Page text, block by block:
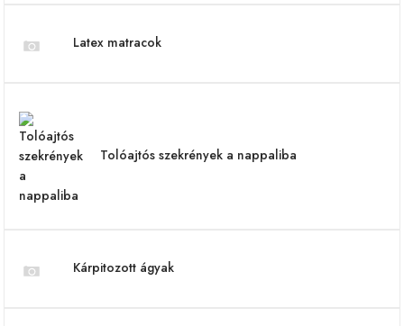
Latex matracok
Tolóajtós szekrények a nappaliba
Kárpitozott ágyak